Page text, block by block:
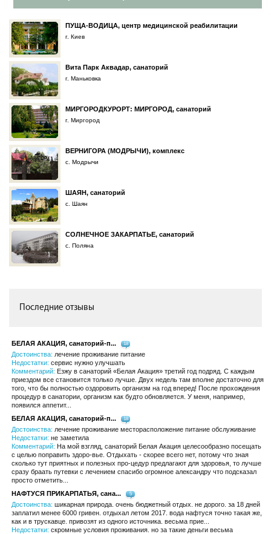
ПУЩА-ВОДИЦА, центр медицинской реабилитации
г. Киев
Вита Парк Аквадар, санаторий
г. Маньковка
МИРГОРОДКУРОРТ: МИРГОРОД, санаторий
г. Миргород
ВЕРНИГОРА (МОДРЫЧИ), комплекс
с. Модрычи
ШАЯН, санаторий
с. Шаян
СОЛНЕЧНОЕ ЗАКАРПАТЬЕ, санаторий
с. Поляна
Последние отзывы
БЕЛАЯ АКАЦИЯ, санаторий-п... 18
Достоинства: лечение проживание питание
Недостатки: сервис нужно улучшать
Комментарий: Езжу в санаторий «Белая Акация» третий год подряд. С каждым
приездом все становится только лучше. Двух недель там вполне достаточно для
того, что бы полностью оздоровить организм на год вперед! После прохождения
процедур в санатории, организм как будто обновляется. У меня, например,
появился аппетит...
БЕЛАЯ АКАЦИЯ, санаторий-п...
18
Достоинства: лечение проживание месторасположение питание обслуживание
Недостатки: не заметила
Комментарий: На мой взгляд, санаторий Белая Акация целесообразно посещать
с целью поправить здоро-вье. Отдыхать - скорее всего нет, потому что зная
сколько тут приятных и полезных про-цедур предлагают для здоровья, то лучше
сразу браать путевки с лечением спасибо огромное александру что подсказал
просто отметить...
НАФТУСЯ ПРИКАРПАТЬЯ, сана...
5
Достоинства: шикарная природа. очень бюджетный отдых. не дорого. за 18 дней
заплатил менее 6000 гривен. отдыхал летом 2017. вода нафтуся точно такая же,
как и в трускавце. привозят из одного источника. весьма прие...
Недостатки: скромные условия проживания. но за такие деньги весьма